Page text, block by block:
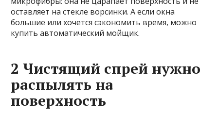
оставляет на стекле ворсинки. А если окна
большие или хочется сэкономить время, можно
купить автоматический мойщик.
2 Чистящий спрей нужно
распылять на
поверхность